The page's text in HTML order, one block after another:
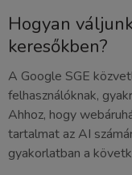
Hogyan
keresőkben?
A Google SGE
felhasználóknak,
Ahhoz, hogy
tartalmat az AI
gyakorlatban a